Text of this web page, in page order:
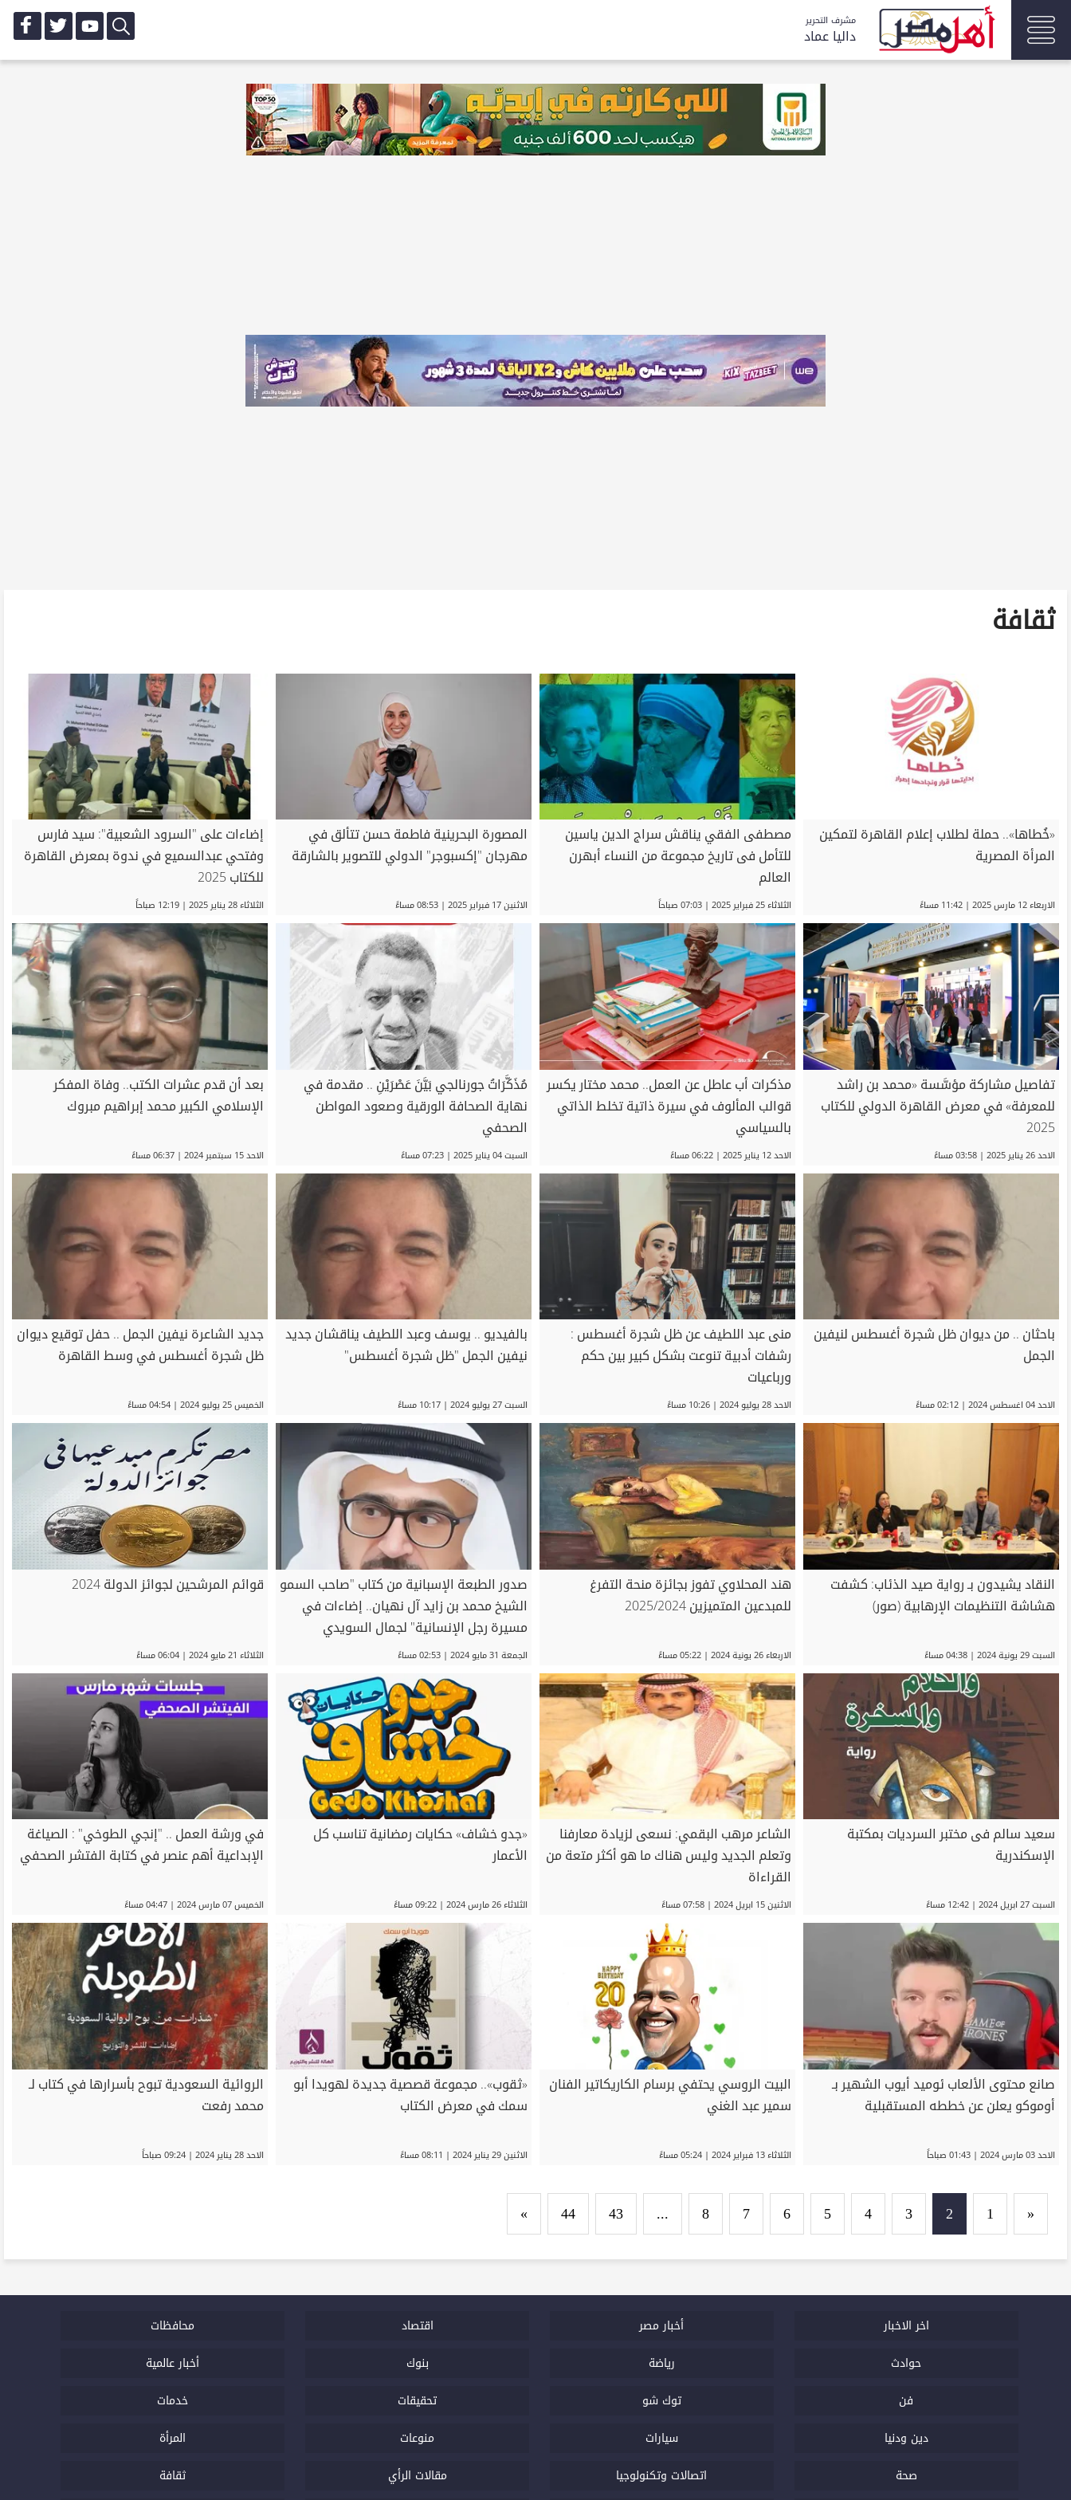
مشرف التحرير
داليا عماد
ثقافة
«خُطاها».. حملة لطلاب إعلام القاهرة لتمكين
المرأة المصرية
الاربعاء 12 مارس 2025 | 11:42 مساءً
مصطفى الفقي يناقش سراج الدين ياسين
للتأمل فى تاريخ مجموعة من النساء أبهرن
العالم
الثلاثاء 25 فبراير 2025 | 07:03 صباحاً
المصورة البحرينية فاطمة حسن تتألق في
مهرجان "إكسبوجر" الدولي للتصوير بالشارقة
الاثنين 17 فبراير 2025 | 08:53 مساءً
إضاءات على "السرود الشعبية": سيد فارس
وفتحي عبدالسميع في ندوة بمعرض القاهرة
للكتاب 2025
الثلاثاء 28 يناير 2025 | 12:19 صباحاً
تفاصيل مشاركة مؤسَّسة «محمد بن راشد
للمعرفة» في معرض القاهرة الدولي للكتاب
2025
الاحد 26 يناير 2025 | 03:58 مساءً
مذكرات أب عاطل عن العمل.. محمد مختار يكسر
قوالب المألوف في سيرة ذاتية تخلط الذاتي
بالسياسي
الاحد 12 يناير 2025 | 06:22 مساءً
مُذَكَّرَاتُ جورنالجي بَيَّنَ عَصْرَيْنِ .. مقدمة في
نهاية الصحافة الورقية وصعود المواطن
الصحفي
السبت 04 يناير 2025 | 07:23 مساءً
بعد أن قدم عشرات الكتب.. وفاة المفكر
الإسلامي الكبير محمد إبراهيم مبروك
الاحد 15 سبتمبر 2024 | 06:37 مساءً
باحثان .. من ديوان ظل شجرة أغسطس لنيفين
الجمل
الاحد 04 اغسطس 2024 | 02:12 مساءً
منى عبد اللطيف عن ظل شجرة أغسطس :
رشفات أدبية تنوعت بشكل كبير بين حكم
ورباعيات
الاحد 28 يوليو 2024 | 10:26 مساءً
بالفيديو .. يوسف وعبد اللطيف يناقشان جديد
نيفين الجمل "ظل شجرة أغسطس"
السبت 27 يوليو 2024 | 10:17 مساءً
جديد الشاعرة نيفين الجمل .. حفل توقيع ديوان
ظل شجرة أغسطس في وسط القاهرة
الخميس 25 يوليو 2024 | 04:54 مساءً
النقاد يشيدون بـ رواية صيد الذئاب: كشفت
هشاشة التنظيمات الإرهابية (صور)
السبت 29 يونية 2024 | 04:38 مساءً
هند المحلاوي تفوز بجائزة منحة التفرغ
للمبدعين المتميزين 2025/2024
الاربعاء 26 يونية 2024 | 05:22 مساءً
صدور الطبعة الإسبانية من كتاب "صاحب السمو
الشيخ محمد بن زايد آل نهيان.. إضاءات في
مسيرة رجل الإنسانية" لجمال السويدي
الجمعة 31 مايو 2024 | 02:53 مساءً
قوائم المرشحين لجوائز الدولة 2024
الثلاثاء 21 مايو 2024 | 06:04 مساءً
سعيد سالم فى مختبر السرديات بمكتبة
الإسكندرية
السبت 27 ابريل 2024 | 12:42 مساءً
الشاعر مرهب البقمي: نسعى لزيادة معارفنا
وتعلم الجديد وليس هناك ما هو أكثر متعة من
القراءاة
الاثنين 15 ابريل 2024 | 07:58 مساءً
«جدو خشاف» حكايات رمضانية تناسب كل
الأعمار
الثلاثاء 26 مارس 2024 | 09:22 مساءً
في ورشة العمل .. "إنجي الطوخي" : الصياغة
الإبداعية أهم عنصر في كتابة الفتشر الصحفي
الخميس 07 مارس 2024 | 04:47 مساءً
صانع محتوى الألعاب ئوميد أيوب الشهير بـ
أوموكو يعلن عن خططه المستقبلية
الاحد 03 مارس 2024 | 01:43 صباحاً
البيت الروسي يحتفي برسام الكاريكاتير الفنان
سمير عبد الغني
الثلاثاء 13 فبراير 2024 | 05:24 مساءً
«ثقوب».. مجموعة قصصية جديدة لهويدا أبو
سمك في معرض الكتاب
الاثنين 29 يناير 2024 | 08:11 مساءً
الروائية السعودية تبوح بأسرارها في كتاب لـ
محمد رفعت
الاحد 28 يناير 2024 | 09:24 صباحاً
«
1
2
3
4
5
6
7
8
...
43
44
»
اخر الاخبار أخبار مصر اقتصاد
محافظات
حوادث
رياضة بنوك
أخبار عالمية
فن
توك شو تحقيقات
خدمات
دين ودنيا
سيارات منوعات
المرأة
صحة
اتصالات وتكنولوجيا مقالات الرأي ثقافة